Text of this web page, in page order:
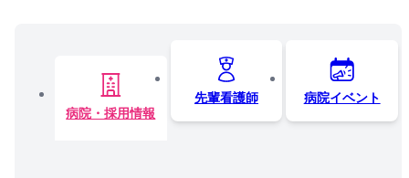
病院・採用情報
先輩看護師 病院イベント